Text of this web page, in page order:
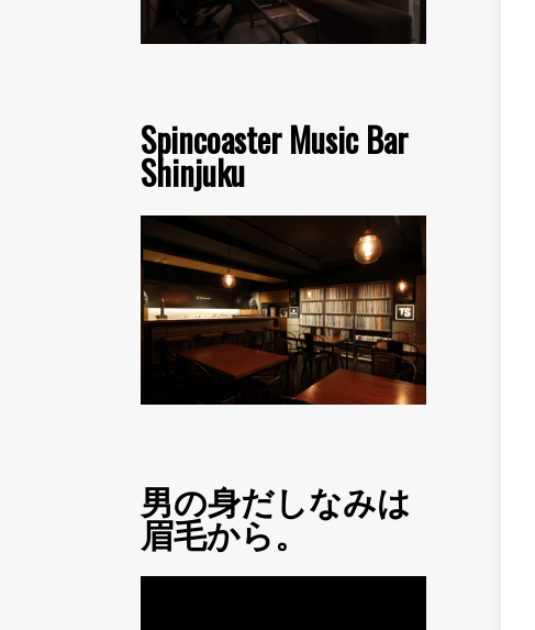
Spincoaster Music Bar
Shinjuku
男の身だしなみは
眉毛から。